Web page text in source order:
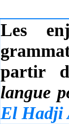
Les
partir
langue
El Hadji